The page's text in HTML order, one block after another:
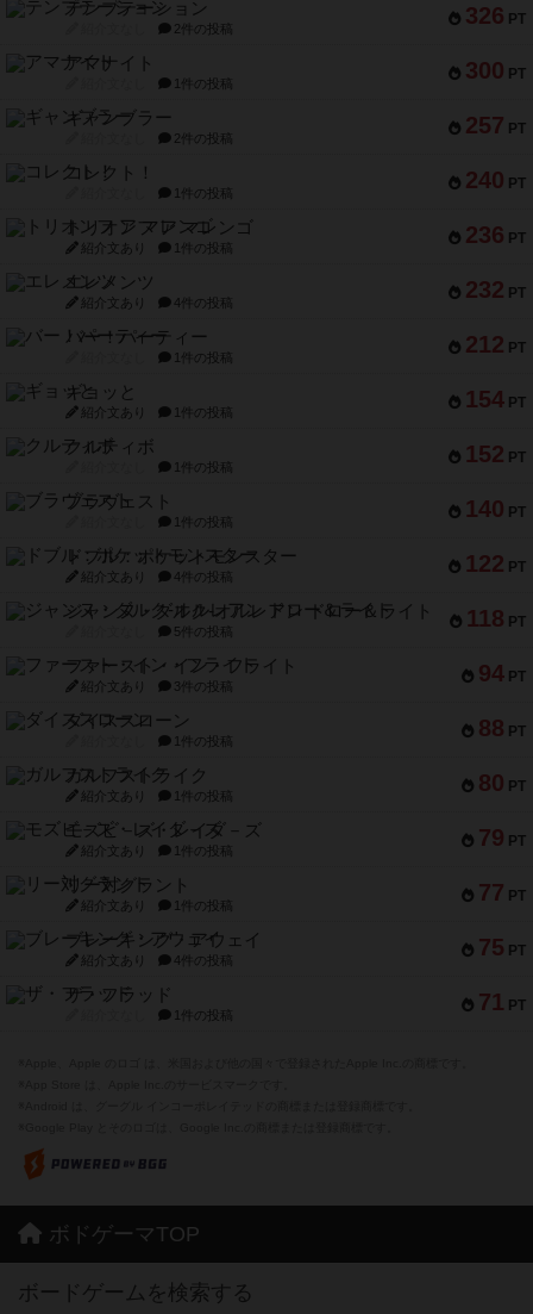
326 PT
テンプテーション
2件の投稿
300 PT
アマナイト
1件の投稿
257 PT
ギャンブラー
2件の投稿
240 PT
コレクト！
1件の投稿
236 PT
トリオンフ ア マレンゴ
紹介文あり 1件の投稿
232 PT
エレメンツ
紹介文あり 4件の投稿
212 PT
バー！パーティー
1件の投稿
154 PT
ギョッと
紹介文あり 1件の投稿
152 PT
クルティボ
1件の投稿
140 PT
ブラヴェスト
1件の投稿
122 PT
ドブル：ポケットモンスター
紹介文あり 4件の投稿
118 PT
ジャンヌ・ダルク-オルレアン ドロー＆ライト
5件の投稿
94 PT
ファースト・イン・フライト
紹介文あり 3件の投稿
88 PT
ダイススローン
1件の投稿
80 PT
ガルフストライク
紹介文あり 1件の投稿
79 PT
モズビ－ズ・レイダ－ズ
紹介文あり 1件の投稿
77 PT
リー対グラント
紹介文あり 1件の投稿
75 PT
ブレーキング・アウェイ
紹介文あり 4件の投稿
71 PT
ザ・フラッド
1件の投稿
ボドゲーマTOP
ボードゲームを検索する